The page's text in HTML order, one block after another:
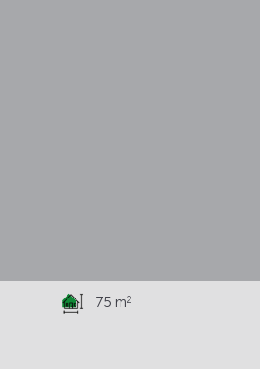
75 m2